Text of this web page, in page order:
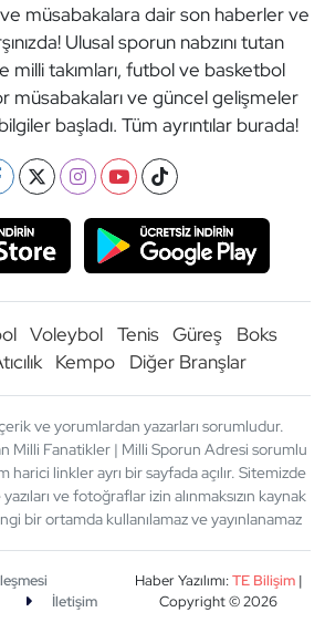
müsabakalara dair son haberler ve
Ulusal sporun nabzını tutan
milli takımları, futbol ve basketbol
müsabakaları ve güncel gelişmeler
başladı. Tüm ayrıntılar burada!
Voleybol Tenis Güreş
Boks
Kempo Diğer Branşlar
ve yorumlardan yazarları sorumludur.
Milli Fanatikler | Milli Sporun Adresi sorumlu
linkler ayrı bir sayfada açılır. Sitemizde
ve fotoğraflar izin alınmaksızın kaynak
bir ortamda kullanılamaz ve yayınlanamaz
İletişim
Haber Yazılımı:TE Bilişim|
Copyright © 2026